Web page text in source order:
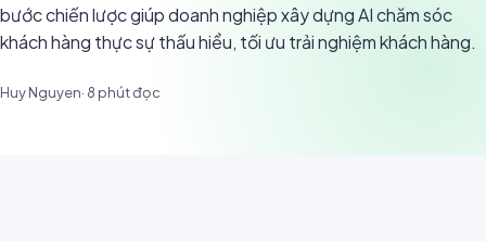
bước chiến lược giúp doanh nghiệp xây dựng AI chăm sóc
khách hàng thực sự thấu hiểu, tối ưu trải nghiệm khách hàng.
Huy Nguyen· 8 phút đọc